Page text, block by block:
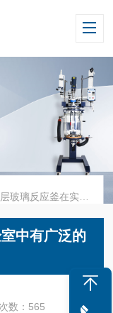
应釜在实验室中有广泛的应用
中有广泛的
数：565